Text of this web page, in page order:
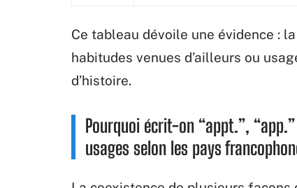
Ce tableau dévoile une évidence :
habitudes venues d’ailleurs ou
d’histoire.
Pourquoi écrit-on “appt.”,
usages selon les pays